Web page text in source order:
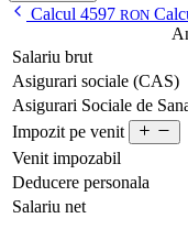
Calcul 4597 RON
Salariu brut
Asigurari sociale (CAS)
Asigurari Sociale de
Impozit pe venit
Venit impozabil
Deducere personala
Salariu net